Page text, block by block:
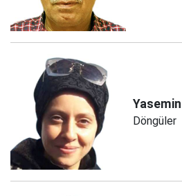
Yasemin
Döngüler